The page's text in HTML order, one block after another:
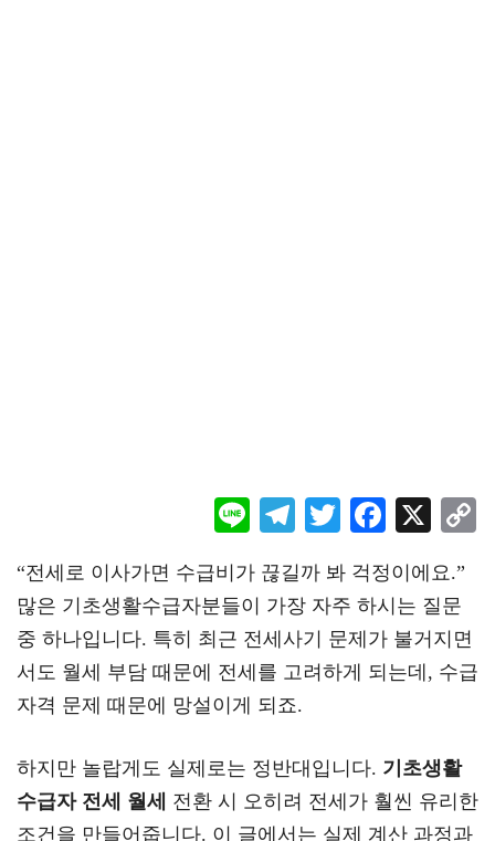
Li
Te
gr
a
m
T
tt
er
F
eb
oo
k
X
“전세로 이사가면 수급비가 끊길까 봐 걱정이에요.”
많은 기초생활수급자분들이 가장 자주 하시는 질문
중 하나입니다. 특히 최근 전세사기 문제가 불거지면
서도 월세 부담 때문에 전세를 고려하게 되는데, 수급
자격 문제 때문에 망설이게 되죠.
하지만 놀랍게도 실제로는 정반대입니다. 기초생활
수급자 전세 월세
전환 시 오히려 전세가 훨씬 유리한
조건을 만들어줍니다. 이 글에서는 실제 계산 과정과